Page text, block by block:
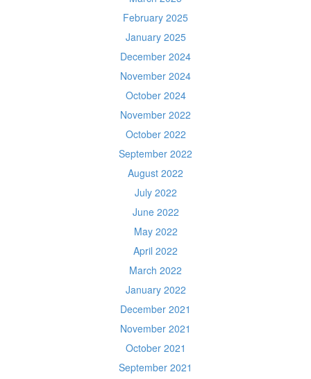
February 2025
January 2025
December 2024
November 2024
October 2024
November 2022
October 2022
September 2022
August 2022
July 2022
June 2022
May 2022
April 2022
March 2022
January 2022
December 2021
November 2021
October 2021
September 2021